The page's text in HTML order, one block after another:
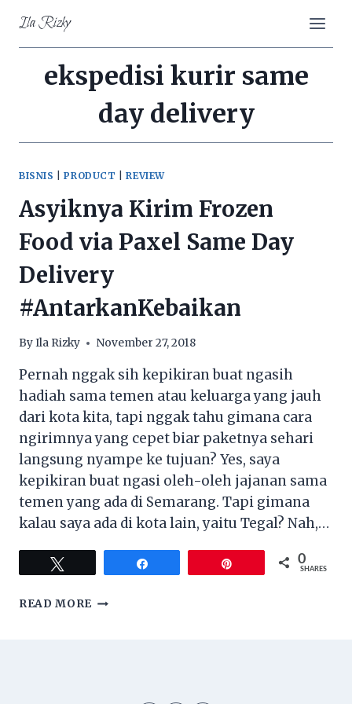
content
Ila Rizky
ekspedisi kurir same
day delivery
BISNIS |PRODUCT |REVIEW
Asyiknya Kirim Frozen
Food via Paxel Same Day
Delivery
#AntarkanKebaikan
ByIla Rizky November 27, 2018
Pernah nggak sih kepikiran buat ngasih
hadiah sama temen atau keluarga yang jauh
dari kota kita, tapi nggak tahu gimana cara
ngirimnya yang cepet biar paketnya sehari
langsung nyampe ke tujuan? Yes, saya
kepikiran buat ngasi oleh-oleh jajanan sama
temen yang ada di Semarang. Tapi gimana
kalau saya ada di kota lain, yaitu Tegal? Nah,…
0
SHARES
READ MORE ASYIKNYA